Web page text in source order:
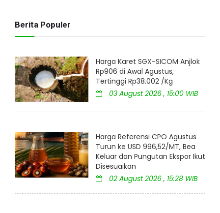
Berita Populer
Harga Karet SGX-SICOM Anjlok
Rp906 di Awal Agustus,
Tertinggi Rp38.002 /Kg
03 August 2026 , 15:00 WIB
Harga Referensi CPO Agustus
Turun ke USD 996,52/MT, Bea
Keluar dan Pungutan Ekspor Ikut
Disesuaikan
02 August 2026 , 15:28 WIB